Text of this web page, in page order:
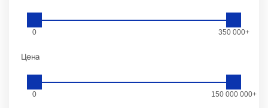
0 350 000+
Цена
0 150 000 000+